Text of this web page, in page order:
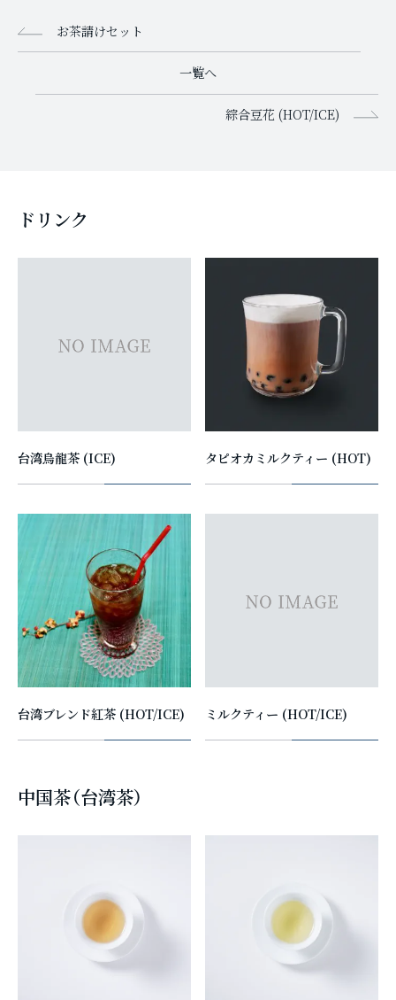
お茶請けセット
一覧へ
綜合豆花 (HOT/ICE)
ドリンク
台湾烏龍茶 (ICE) タピオカミルクティー (HOT)
台湾ブレンド紅茶 (HOT/ICE) ミルクティー (HOT/ICE)
中国茶（台湾茶）